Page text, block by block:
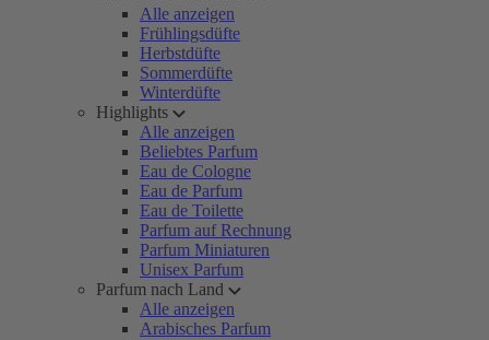
Alle anzeigen
Frühlingsdüfte
Herbstdüfte
Sommerdüfte
Winterdüfte
Highlights
Alle anzeigen
Beliebtes Parfum
Eau de Cologne
Eau de Parfum
Eau de Toilette
Parfum auf Rechnung
Parfum Miniaturen
Unisex Parfum
Parfum nach Land
Alle anzeigen
Arabisches Parfum